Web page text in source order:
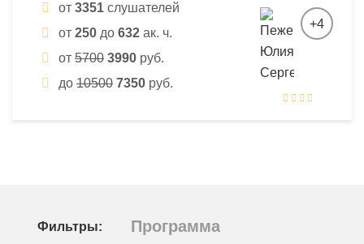
от 3351 слушателей
от 250 до 632 ак. ч.
от 5700 3990 руб.
до 10500 7350 руб.
+4
Фильтры:
Программа